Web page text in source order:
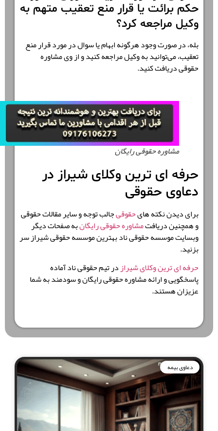
حکم برائت یا قرار منع تعقیب متهم به
وکیل مراجعه کرد؟
بله، در صورت وجود هرگونه ابهام یا سوال در مورد قرار منع
تعقیب، می‌توانید به وکیل مراجعه کنید و از وی مشاوره
حقوقی دریافت کنید.
مشاوره حقوقی رایگان
حرفه ای ترین وکلای شیراز در
دعاوی حقوقی
برای دیدن نکته هایحقوقیجالب توجه و سایر مقالات حقوقی
و همچنین دریافتمشاوره حقوقی رایگانبه صفحات دیگر
وبسایت موسسه حقوقی ناد بهترین موسسه حقوقی شیراز سر
بزنید.
حرفه ای ترین وکلای شیرازدر تیم حقوقی ناد آماده
پاسخگویی و ارائه مشاوره حقوقی رایگان و سودمند به شما
عزیزان هستند.
دعاوی بیمه